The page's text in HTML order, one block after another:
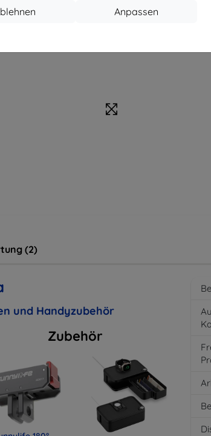
Anpassen
(2)
und Handyzubehör
Zubehör